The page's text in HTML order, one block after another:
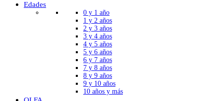
Edades
0 y 1 año
1 y 2 años
2 y 3 años
3 y 4 años
4 y 5 años
5 y 6 años
6 y 7 años
7 y 8 años
8 y 9 años
9 y 10 años
10 años y más